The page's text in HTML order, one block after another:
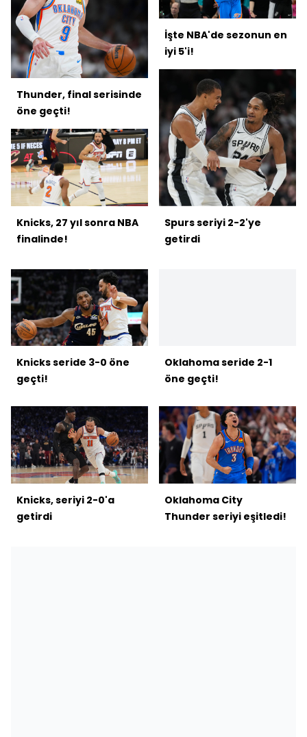
Thunder, final serisinde
öne geçti!
Knicks, 27 yıl sonra NBA
finalinde!
İşte NBA'de sezonun en
iyi 5'i!
Spurs seriyi 2-2'ye
getirdi
Knicks seride 3-0 öne
geçti!
Oklahoma seride 2-1
öne geçti!
Knicks, seriyi 2-0'a
getirdi
Oklahoma City
Thunder seriyi eşitledi!